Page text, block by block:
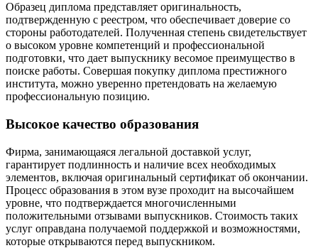
Образец диплома представляет оригинальность,
подтвержденную с реестром, что обеспечивает доверие со
стороны работодателей. Полученная степень свидетельствует
о высоком уровне компетенций и профессиональной
подготовки, что дает выпускнику весомое преимущество в
поиске работы. Совершая покупку диплома престижного
института, можно уверенно претендовать на желаемую
профессиональную позицию.
Высокое качество образования
Фирма, занимающаяся легальной доставкой услуг,
гарантирует подлинность и наличие всех необходимых
элементов, включая оригинальный сертификат об окончании.
Процесс образования в этом вузе проходит на высочайшем
уровне, что подтверждается многочисленными
положительными отзывами выпускников. Стоимость таких
услуг оправдана получаемой поддержкой и возможностями,
которые открываются перед выпускником.